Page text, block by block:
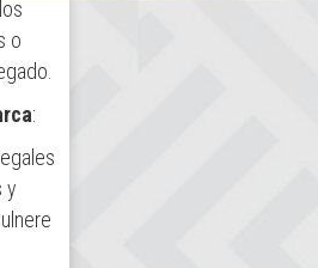
o
:
y